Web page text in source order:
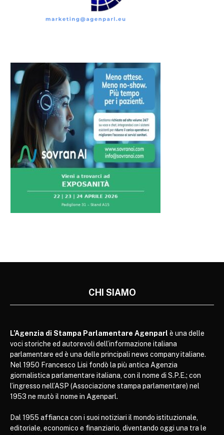
CHI SIAMO
L’Agenzia di Stampa Parlamentare Agenparl è una delle
voci storiche ed autorevoli dell’informazione italiana
parlamentare ed è una delle principali news company italiane.
Nel 1950 Francesco Lisi fondò la più antica Agenzia
giornalistica parlamentare italiana, con il nome di S.P.E.; con
l’ingresso nell’ASP (Associazione stampa parlamentare) nel
1953 ne mutò il nome in Agenparl.
Dal 1955 affianca con i suoi notiziari il mondo istituzionale,
editoriale, economico e finanziario, diventando oggi una tra le